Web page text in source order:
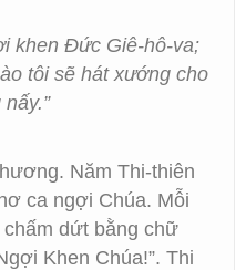
khen Đức Giê-hô-va;
tôi sẽ hát xướng cho
Năm Thi-thiên
ca ngợi Chúa. Mỗi
dứt bằng chữ
Khen Chúa!”. Thi